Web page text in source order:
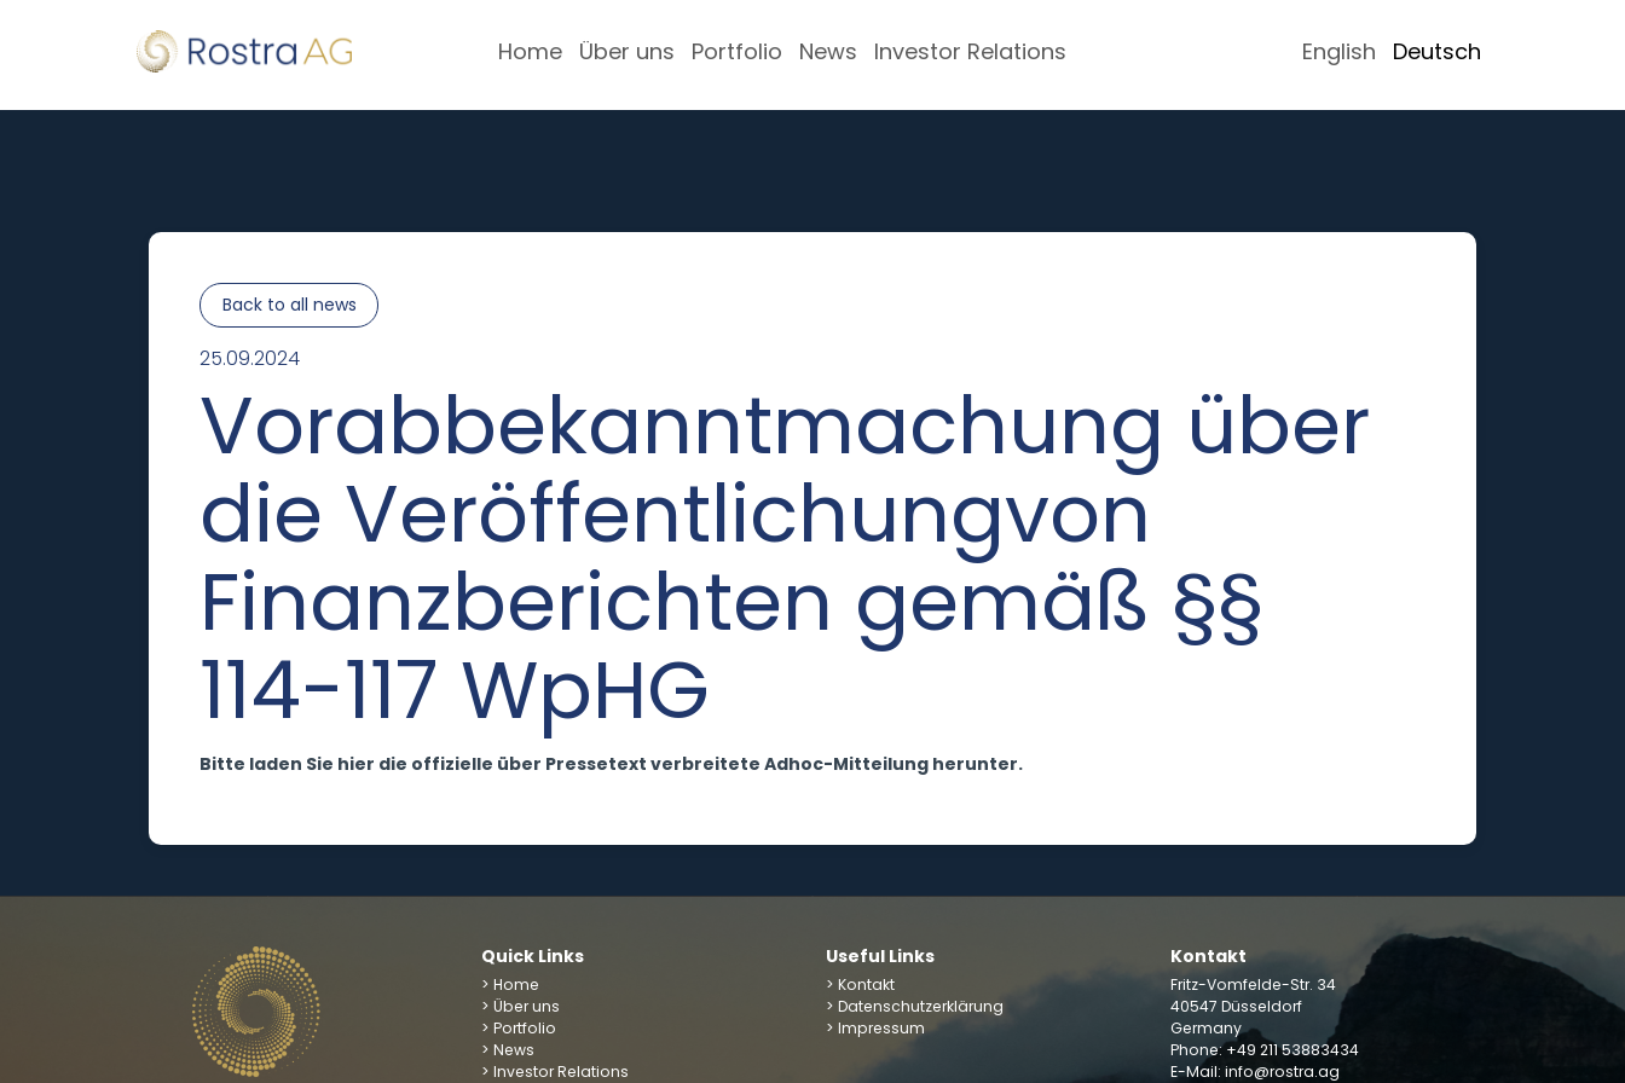
Home Über uns Portfolio News Investor Relations English Deutsch
Back to all news
25.09.2024
Vorabbekanntmachung über
die Veröffentlichungvon
Finanzberichten gemäß §§
114-117 WpHG
Bitte laden Sie hier die offizielle über Pressetext verbreitete Adhoc-Mitteilung herunter.
Quick Links
> Home
> Über uns
> Portfolio
> News
> Investor Relations
Useful Links
> Kontakt
> Datenschutzerklärung
> Impressum
Kontakt
Fritz-Vomfelde-Str. 34
40547 Düsseldorf
Germany
Phone: +49 211 53883434
E-Mail: info@rostra.ag